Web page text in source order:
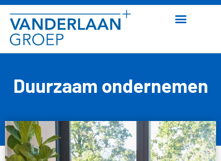
Duurzaam ondernemen
16 oktober 2023